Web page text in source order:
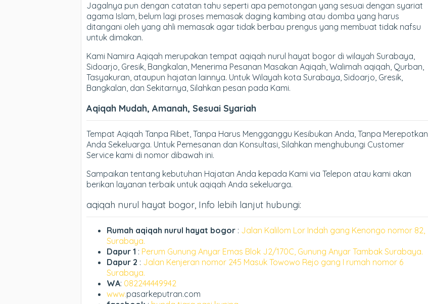
Jagalnya pun dengan catatan tahu seperti apa pemotongan yang sesuai dengan syariat
agama Islam, belum lagi proses memasak daging kambing atau domba yang harus
ditangani oleh yang ahli memasak agar tidak berbau prengus yang membuat tidak nafsu
untuk dimakan.
Kami Namira Aqiqah merupakan tempat aqiqah nurul hayat bogor di wilayah Surabaya,
Sidoarjo, Gresik, Bangkalan, Menerima Pesanan Masakan Aqiqah, Walimah aqiqah, Qurban,
Tasyakuran, ataupun hajatan lainnya. Untuk Wilayah kota Surabaya, Sidoarjo, Gresik,
Bangkalan, dan Sekitarnya, Silahkan pesan pada Kami.
Aqiqah Mudah, Amanah, Sesuai Syariah
Tempat Aqiqah Tanpa Ribet, Tanpa Harus Mengganggu Kesibukan Anda, Tanpa Merepotkan
Anda Sekeluarga. Untuk Pemesanan dan Konsultasi, Silahkan menghubungi Customer
Service kami di nomor dibawah ini.
Sampaikan tentang kebutuhan Hajatan Anda kepada Kami via Telepon atau kami akan
berikan layanan terbaik untuk aqiqah Anda sekeluarga.
aqiqah nurul hayat bogor, Info lebih lanjut hubungi:
Rumah aqiqah nurul hayat bogor : Jalan Kalilom Lor Indah gang Kenongo nomor 82,
Surabaya.
Dapur 1 : Perum Gunung Anyar Emas Blok J2/170C, Gunung Anyar Tambak Surabaya.
Dapur 2 : Jalan Kenjeran nomor 245 Masuk Towowo Rejo gang I rumah nomor 6
Surabaya.
WA: 082244449942
www.pasarkeputran.com